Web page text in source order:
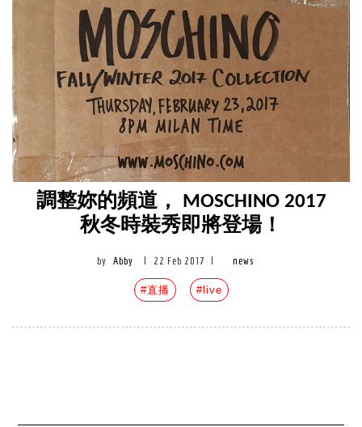
調整妳的頻道， MOSCHINO 2017
秋冬時裝秀即將登場！
by Abby 22 Feb 2017 news
#直播 #live